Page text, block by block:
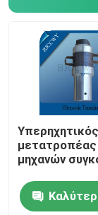
Υπερηχητικός
μετατροπέας
μηχανών